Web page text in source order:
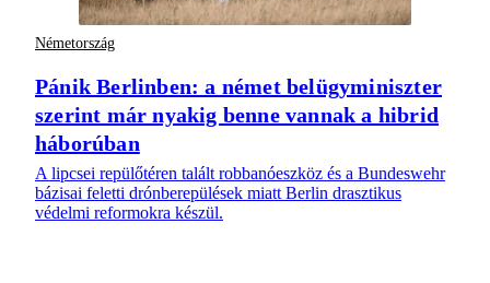
Németország
Pánik Berlinben: a német belügyminiszter
szerint már nyakig benne vannak a hibrid
háborúban
A lipcsei repülőtéren talált robbanóeszköz és a Bundeswehr
bázisai feletti drónberepülések miatt Berlin drasztikus
védelmi reformokra készül.